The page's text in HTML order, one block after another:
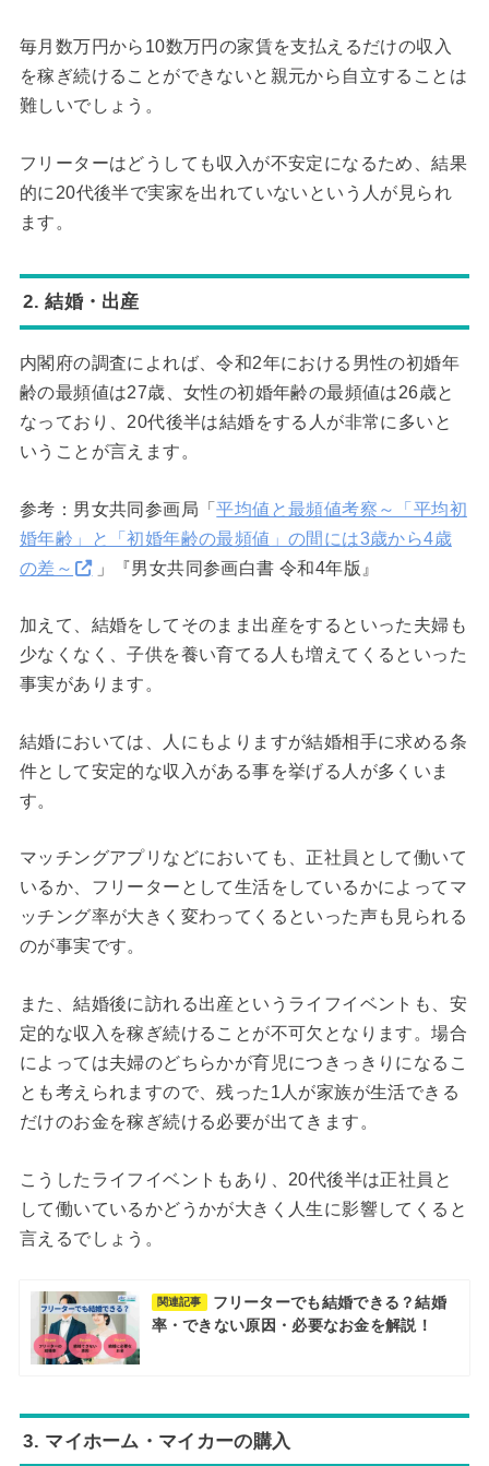
毎月数万円から10数万円の家賃を支払えるだけの収入
を稼ぎ続けることができないと親元から自立することは
難しいでしょう。
フリーターはどうしても収入が不安定になるため、結果
的に20代後半で実家を出れていないという人が見られ
ます。
2. 結婚・出産
内閣府の調査によれば、令和2年における男性の初婚年
齢の最頻値は27歳、女性の初婚年齢の最頻値は26歳と
なっており、20代後半は結婚をする人が非常に多いと
いうことが言えます。
参考：男女共同参画局「平均値と最頻値考察～「平均初
婚年齢」と「初婚年齢の最頻値」の間には3歳から4歳
の差～
」『男女共同参画白書 令和4年版』
加えて、結婚をしてそのまま出産をするといった夫婦も
少なくなく、子供を養い育てる人も増えてくるといった
事実があります。
結婚においては、人にもよりますが結婚相手に求める条
件として安定的な収入がある事を挙げる人が多くいま
す。
マッチングアプリなどにおいても、正社員として働いて
いるか、フリーターとして生活をしているかによってマ
ッチング率が大きく変わってくるといった声も見られる
のが事実です。
また、結婚後に訪れる出産というライフイベントも、安
定的な収入を稼ぎ続けることが不可欠となります。場合
によっては夫婦のどちらかが育児につきっきりになるこ
とも考えられますので、残った1人が家族が生活できる
だけのお金を稼ぎ続ける必要が出てきます。
こうしたライフイベントもあり、20代後半は正社員と
して働いているかどうかが大きく人生に影響してくると
言えるでしょう。
関連記事
フリーターでも結婚できる？結婚
率・できない原因・必要なお金を解説！
3. マイホーム・マイカーの購入